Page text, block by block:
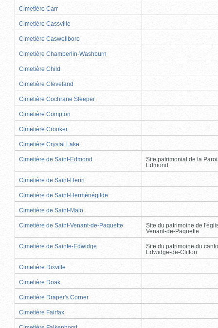
Cimetière Carr
Cimetière Cassville
Cimetière Caswellboro
Cimetière Chamberlin-Washburn
Cimetière Child
Cimetière Cleveland
Cimetière Cochrane Sleeper
Cimetière Compton
Cimetière Crooker
Cimetière Crystal Lake
Cimetière de Saint-Edmond
Site patrimonial de la
Edmond
Cimetière de Saint-Henri
Cimetière de Saint-Herménégilde
Cimetière de Saint-Malo
Cimetière de Saint-Venant-de-Paquette
Site du patrimoine de
Venant-de-Paquette
Cimetière de Sainte-Edwidge
Site du patrimoine du
Edwidge-de-Clifton
Cimetière Dixville
Cimetière Doak
Cimetière Draper's Corner
Cimetière Fairfax